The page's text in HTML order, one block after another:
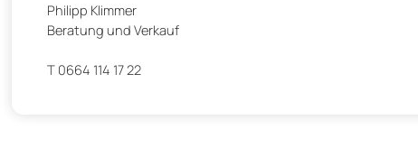
Philipp Klimmer
Beratung und Verkauf
T 0664 114 17 22